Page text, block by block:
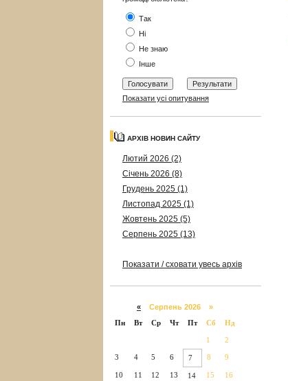
Так
Ні
Не знаю
Інше
Показати усі опитування
АРХІВ НОВИН САЙТУ
Лютий 2026 (2)
Січень 2026 (8)
Грудень 2025 (1)
Листопад 2025 (1)
Жовтень 2025 (5)
Серпень 2025 (13)
Показати / сховати увесь архів
« Серпень 2026 »
Пн
Вт Ср Чт Пт Сб Нд
1 2
3 4 5 6 7 8 9
10 11 12 13 14 15 16